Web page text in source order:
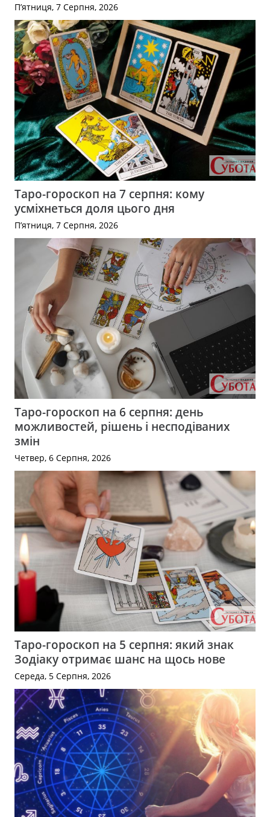
П’ятниця, 7 Серпня, 2026
Таро-гороскоп на 7 серпня: кому
усміхнеться доля цього дня
П’ятниця, 7 Серпня, 2026
Таро-гороскоп на 6 серпня: день
можливостей, рішень і несподіваних
змін
Четвер, 6 Серпня, 2026
Таро-гороскоп на 5 серпня: який знак
Зодіаку отримає шанс на щось нове
Середа, 5 Серпня, 2026